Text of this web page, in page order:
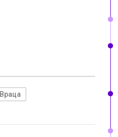
Враца